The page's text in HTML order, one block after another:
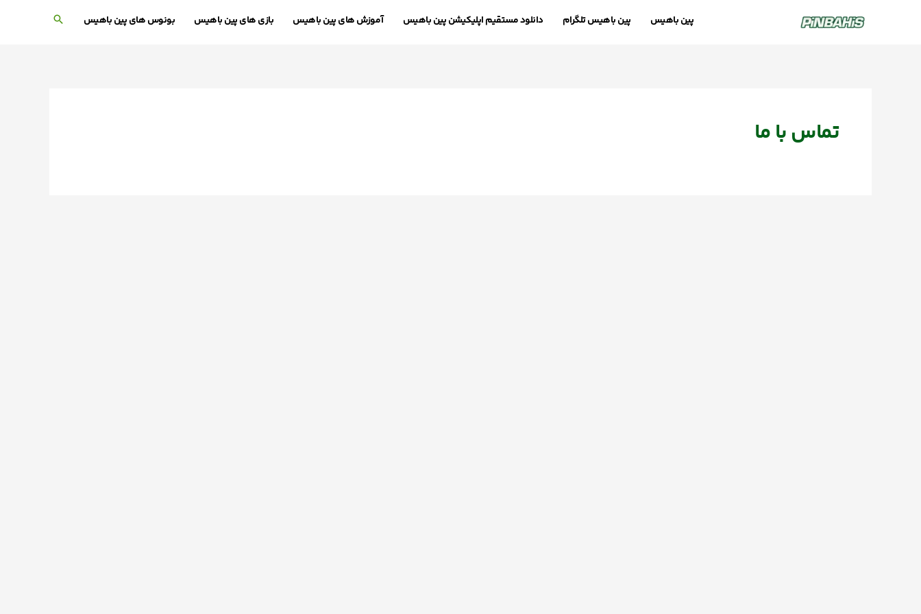
پین باهیس پین باهیس تلگرام دانلود مستقیم اپلیکیشن پین باهیس آموزش های پین باهیس بازی های پین باهیس بونوس های پین باهیس
تماس با ما